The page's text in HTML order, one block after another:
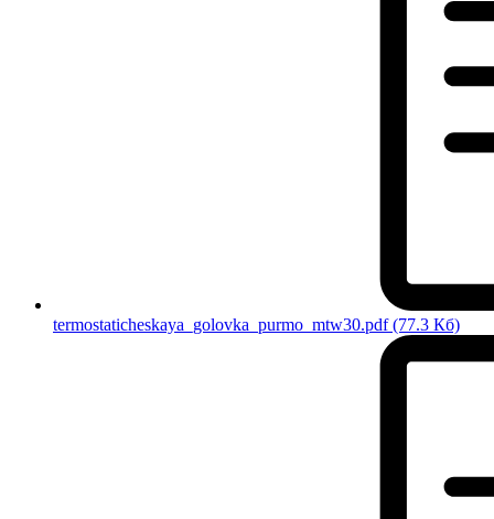
termostaticheskaya_golovka_purmo_mtw30.pdf(77.3 Кб)